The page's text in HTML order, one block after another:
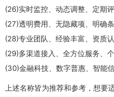
(26)实时监控、动态调整、定期
(27)透明费用、无隐藏项、明确
(28)专业团队、经验丰富、资质
(29)多渠道接入、全方位服务、
(30)金融科技、数字普惠、智能
上述名称皆为推荐和参考，想要